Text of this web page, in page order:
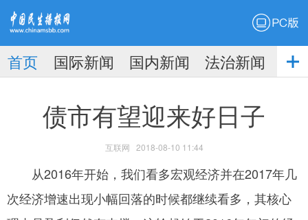
播
首页 国际新闻 国内新闻 法治新闻
社
债市有望迎来好日子
互联网 2018-08-10 11:44
从2016年开始，我们看多宏观经济并在2017年几
次经济增速出现小幅回落的时候都继续看多，其核心